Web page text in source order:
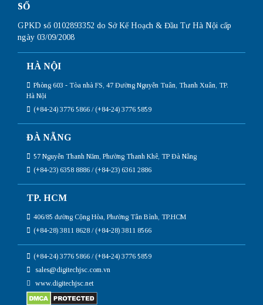
SỐ
GPKD số 0102893352 do Sở Kế Hoạch & Đầu Tư Hà Nội cấp
ngày 03/09/2008
HÀ NỘI
Phòng 603 - Tòa nhà FS, 47 Đường Nguyễn Tuân, Thanh Xuân, TP.
Hà Nội
(+84-24) 3776 5866 / (+84-24) 3776 5859
ĐÀ NẴNG
57 Nguyễn Thanh Năm, Phường Thanh Khê, TP Đà Nẵng
(+84-23) 6358 8886 / (+84-23) 6361 2886
TP. HCM
406/85 đường Cộng Hòa, Phường Tân Bình, TP.HCM
(+84-28) 3811 8628 / (+84-28) 3811 8566
(+84-24) 3776 5866 / (+84-24) 3776 5859
sales@digitechjsc.com.vn
www.digitechjsc.net